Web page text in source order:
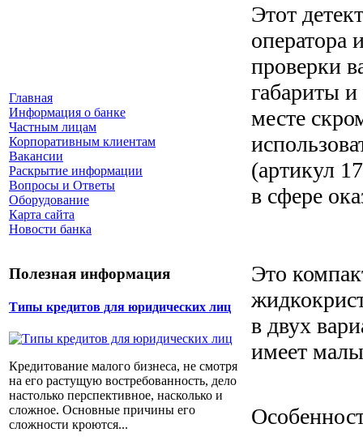
Главная
Информация о банке
Частным лицам
Корпоративным клиентам
Вакансии
Раскрытие информации
Вопросы и Ответы
Оборудование
Карта сайта
Новости банка
Полезная информация
Типы кредитов для юридических лиц
Кредитование малого бизнеса, не смотря
на его растущую востребованность, дело
настолько перспективное, насколько и
сложное. Основные причины его
сложности кроются...
Этот
оператора
проверки
габариты
месте
(артикул
в сфере
Это
в двух
имеет